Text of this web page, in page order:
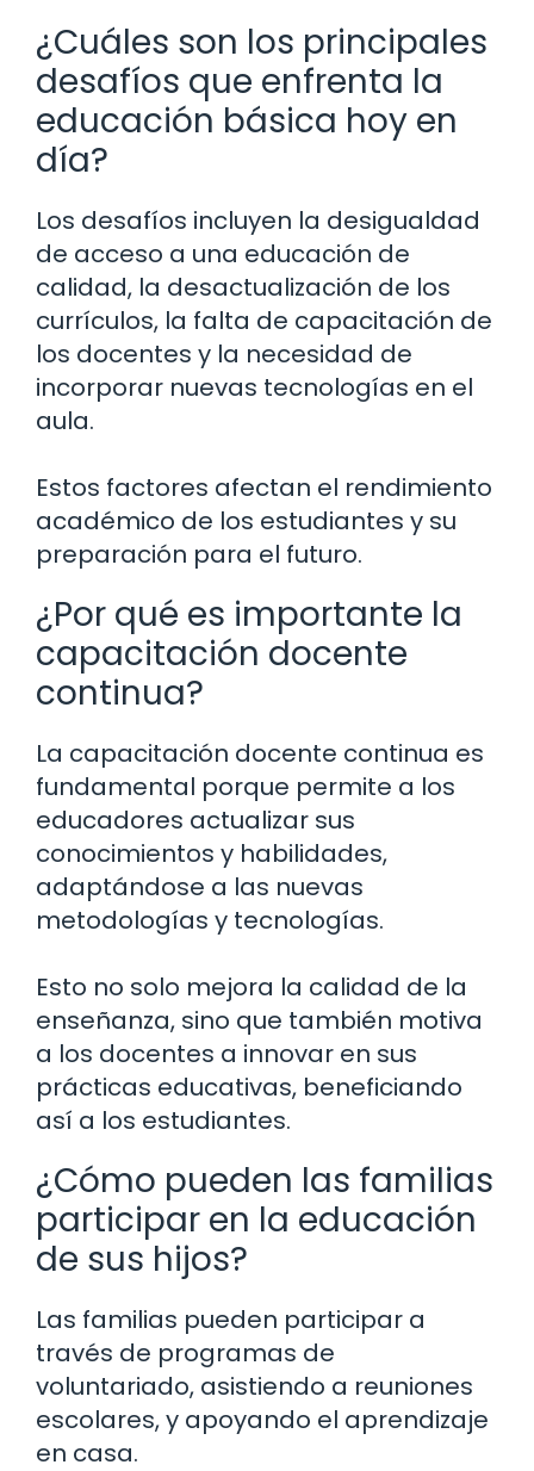
¿Cuáles son los principales
desafíos que enfrenta la
educación básica hoy en
día?
Los desafíos incluyen la desigualdad
de acceso a una educación de
calidad, la desactualización de los
currículos, la falta de capacitación de
los docentes y la necesidad de
incorporar nuevas tecnologías en el
aula.
Estos factores afectan el rendimiento
académico de los estudiantes y su
preparación para el futuro.
¿Por qué es importante la
capacitación docente
continua?
La capacitación docente continua es
fundamental porque permite a los
educadores actualizar sus
conocimientos y habilidades,
adaptándose a las nuevas
metodologías y tecnologías.
Esto no solo mejora la calidad de la
enseñanza, sino que también motiva
a los docentes a innovar en sus
prácticas educativas, beneficiando
así a los estudiantes.
¿Cómo pueden las familias
participar en la educación
de sus hijos?
Las familias pueden participar a
través de programas de
voluntariado, asistiendo a reuniones
escolares, y apoyando el aprendizaje
en casa.